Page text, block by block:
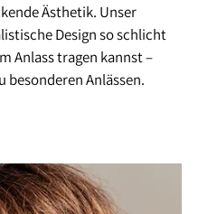
Ästhetik. Unser
Design so schlicht
Anlass tragen kannst –
besonderen Anlässen.